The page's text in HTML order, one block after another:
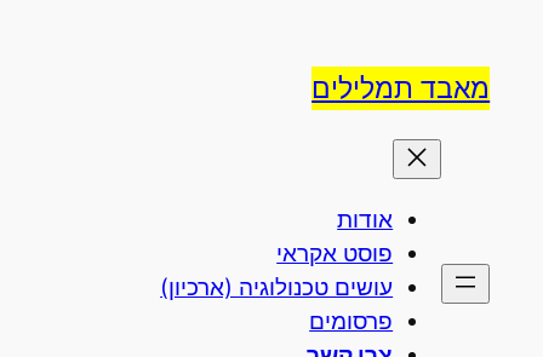
מאבד תמלילים
אודות
פוסט אקראי
עושים טכנולוגיה (ארכיון)
פרסומים